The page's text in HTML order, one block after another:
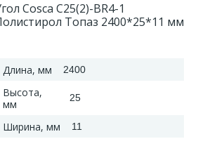
Cosca C25(2)-BR4-1
Топаз 2400*25*11 мм
Длина, мм 2400
Высота,
мм
25
Ширина, мм 11